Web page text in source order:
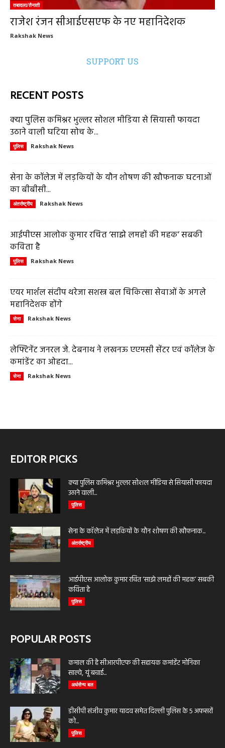
तबादला/तैनाती
राजेश रंजन सीआईएसएफ के नए महानिदेशक
Rakshak News
SUPPORT US
RECENT POSTS
क्या पुलिस कमिश्नर भुल्लर सोशल मीडिया से सियासी फायदा
उठाने वाली घटिया सोच के...
पुलिस Rakshak News
सेना के कॉलेज में लड़कियों के यौन शोषण की खौफनाक घटनाओं
का बीबीसी...
अंतर्राष्ट्रीय Rakshak News
आईपीएस आलोक कुमार रचित ‘साझे लमहों की महक’ सबकी
कविता है
पुलिस Rakshak News
एयर मार्शल संदीप थरेजा सशस्त्र बल चिकित्सा सेवाओं के अगले
महानिदेशक होंगे
सेना Rakshak News
लेफ्टिनेंट जनरल जे. देबनाथ ने लखनऊ एएमसी सेंटर एवं कॉलेज के
कमांडेंट का ओहदा...
सेना Rakshak News
EDITOR PICKS
क्या पुलिस कमिश्नर भुल्लर सोशल मीडिया से सियासी फायदा
उठाने वाली...
पुलिस
सेना के कॉलेज में लड़कियों के यौन शोषण की खौफनाक...
अंतर्राष्ट्रीय
आईपीएस आलोक कुमार रचित ‘साझे लमहों की महक’ सबकी
कविता है
पुलिस
POPULAR POSTS
कमाल की है सीआरपीएफ की सहायक कमांडेंट मोनिका
साल्वे, यूं बचाई...
अर्धसैन्य बल
डीसीपी संजीव कुमार यादव समेत दिल्ली पुलिस के 5 अफसरों
को...
पुलिस